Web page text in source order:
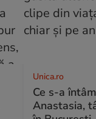
Unica.ro
Ce s-a
Anastasia,